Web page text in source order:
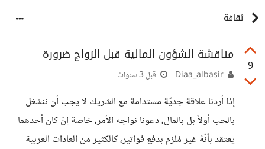
ثقافة
9
مناقشة الشؤون المالية قبل الزواج ضرورة
قبل 3 سنوات
إذا أردنا علاقة جديّة مستدامة مع الشريك لا يجب أن ننشغل
بالحب أولاً بل بالمال، دعونا نواجه الأمر، خاصة إنّ كان أحدهما
يعتقد بأنّهُ غير مُلزم بدفع فواتير، كالكثير من العادات العربية